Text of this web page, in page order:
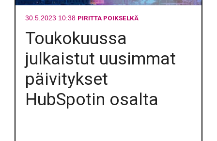
30.5.2023 10:38 PIRITTA POIKSELKÄ
Toukokuussa
julkaistut uusimmat
päivitykset
HubSpotin osalta